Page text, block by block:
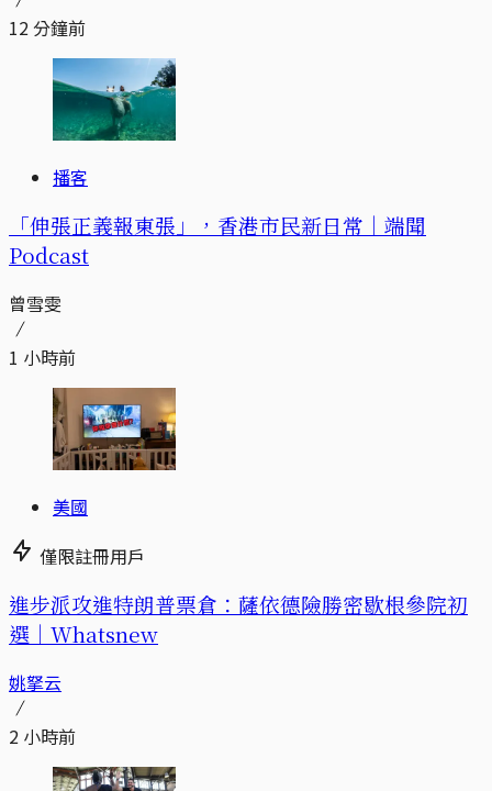
12 分鐘前
播客
「伸張正義報東張」，香港市民新日常｜端聞
Podcast
曾雪雯
1 小時前
美國
僅限註冊用戶
進步派攻進特朗普票倉：薩依德險勝密歇根參院初
選｜Whatsnew
姚拏云
2 小時前